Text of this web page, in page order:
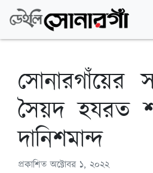
সৈয়দ হযরত
দানিশমান্দ
প্রকাশিতঅক্টোবর ১, ২০২২